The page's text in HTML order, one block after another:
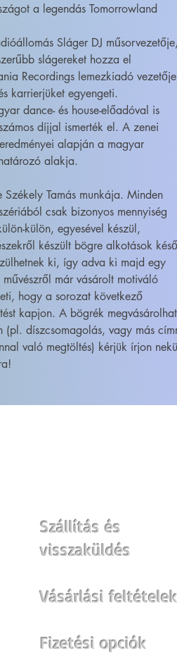
a legendás Tomorrowland
Sláger DJ műsorvezetője,
slágereket hozza el
Recordings lemezkiadó
karrierjüket egyengeti.
dance- és house-előadóval is
díjjal ismerték el. A zenei
alapján a magyar
alakja.
Tamás munkája. Minden
csak bizonyos mennyiség
külön, egyesével készül,
készült bögre alkotások
ki, így adva ki majd egy
már vásárolt motiváló
hogy a sorozat következő
kapjon. A bögrék
díszcsomagolás, vagy más
való megtöltés) kérjük írjon
Szállítás és
visszaküldés
Vásárlási feltételek
Fizetési opciók